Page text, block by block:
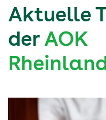
Aktuelle
der AOK